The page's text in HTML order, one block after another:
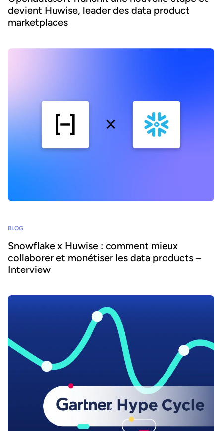
devient Huwise, leader des data product
marketplaces
BLOG
Snowflake x Huwise : comment mieux
collaborer et monétiser les data products –
Interview